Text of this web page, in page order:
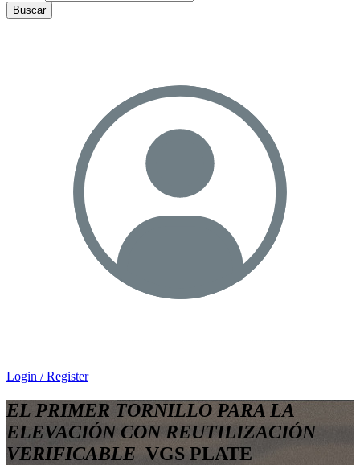
Buscar
Login / Register
EL PRIMER TORNILLO PARA LA
ELEVACIÓN CON REUTILIZACIÓN
VERIFICABLE VGS PLATE